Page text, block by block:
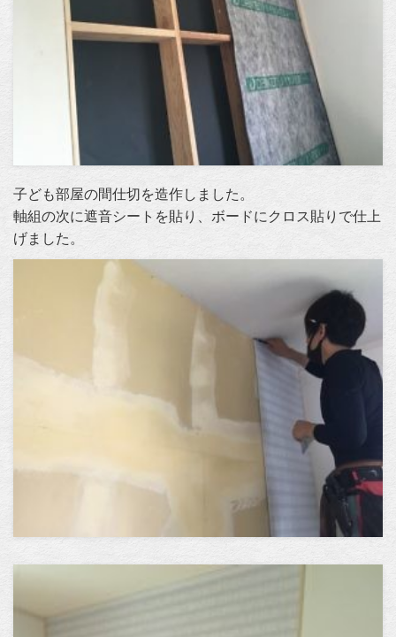
子ども部屋の間仕切を造作しました。
軸組の次に遮音シートを貼り、ボードにクロス貼りで仕上
げました。